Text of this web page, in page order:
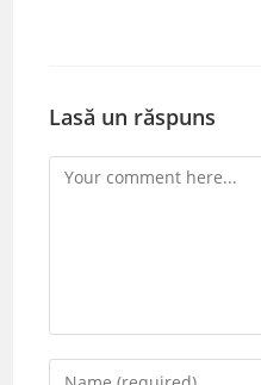
Lasă un răspuns
Comment
Enter